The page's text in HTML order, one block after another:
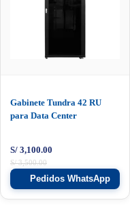
Gabinete Tundra 42 RU
para Data Center
S/3,500.00
S/ 3,100.00
Pedidos WhatsApp